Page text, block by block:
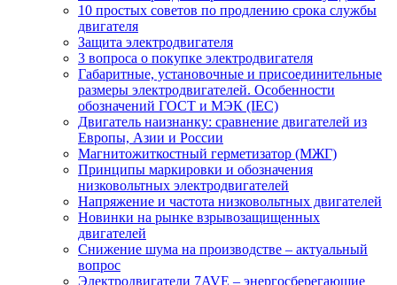
10 простых советов по продлению срока службы
двигателя
Защита электродвигателя
3 вопроса о покупке электродвигателя
Габаритные, установочные и присоединительные
размеры электродвигателей. Особенности
обозначений ГОСТ и МЭК (IEC)
Двигатель наизнанку: сравнение двигателей из
Европы, Азии и России
Магнитожиткостный герметизатор (МЖГ)
Принципы маркировки и обозначения
низковольтных электродвигателей
Напряжение и частота низковольтных двигателей
Новинки на рынке взрывозащищенных
двигателей
Снижение шума на производстве – актуальный
вопрос
Электродвигатели 7AVE – энергосберегающие